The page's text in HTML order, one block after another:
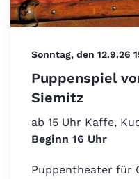
Sonntag, den 12.9.26
Puppenspiel
Siemitz
ab 15 Uhr Kaffe,
Beginn 16 Uhr
Puppentheater für